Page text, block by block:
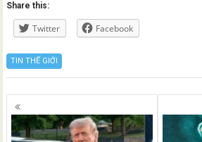
Share this:
Twitter Facebook
TIN THẾ GIỚI
Posts
navigation